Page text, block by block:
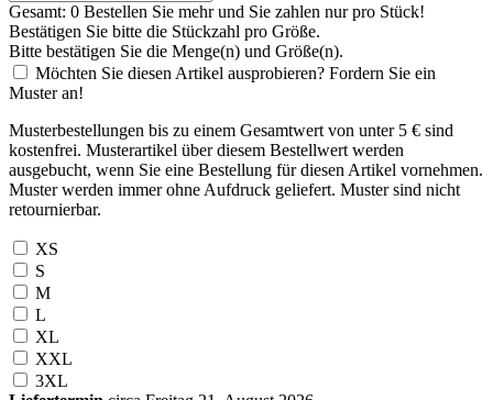
Gesamt: 0 Bestellen Sie mehr und Sie zahlen nurpro Stück!
Bestätigen Sie bitte die Stückzahl pro Größe.
Bitte bestätigen Sie die Menge(n) und Größe(n).
Möchten Sie diesen Artikel ausprobieren? Fordern Sie ein
Muster an!
Musterbestellungen bis zu einem Gesamtwert von unter 5 € sind
kostenfrei. Musterartikel über diesem Bestellwert werden
ausgebucht, wenn Sie eine Bestellung für diesen Artikel vornehmen.
Muster werden immer ohne Aufdruck geliefert. Muster sind nicht
retournierbar.
XS
S
M
L
XL
XXL
3XL